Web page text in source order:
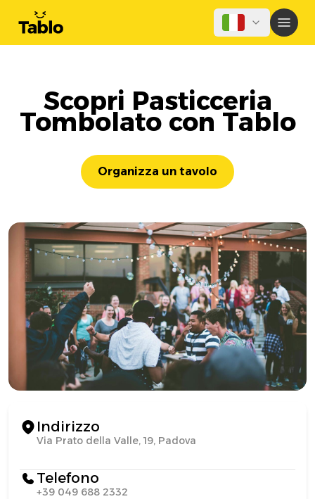
Scopri Pasticceria
Tombolato con Tablo
Organizza un tavolo
Indirizzo
Via Prato della Valle, 19, Padova
Telefono
+39 049 688 2332